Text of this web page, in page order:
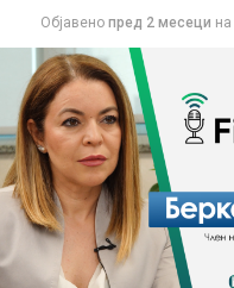
Објавено пред 2 месеци на